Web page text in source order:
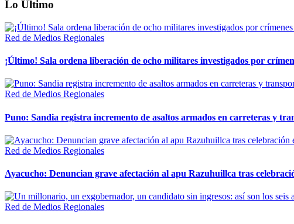
Lo Último
Red de Medios Regionales
¡Último! Sala ordena liberación de ocho militares investigados por
Red de Medios Regionales
Puno: Sandia registra incremento de asaltos armados en carreteras y
Red de Medios Regionales
Ayacucho: Denuncian grave afectación al apu Razuhuillca tras
Red de Medios Regionales